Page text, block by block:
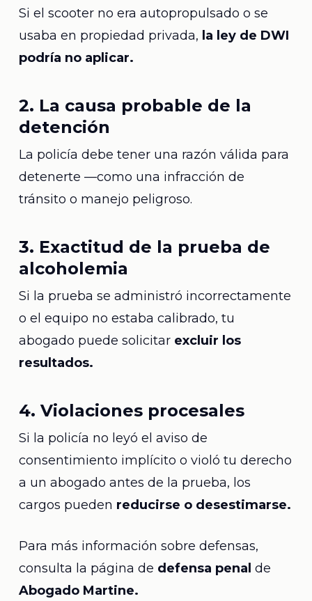
Si el scooter no era autopropulsado o se
usaba en propiedad privada, la ley de DWI
podría no aplicar.
2. La causa probable de la
detención
La policía debe tener una razón válida para
detenerte —como una infracción de
tránsito o manejo peligroso.
3. Exactitud de la prueba de
alcoholemia
Si la prueba se administró incorrectamente
o el equipo no estaba calibrado, tu
abogado puede solicitar excluir los
resultados.
4. Violaciones procesales
Si la policía no leyó el aviso de
consentimiento implícito o violó tu derecho
a un abogado antes de la prueba, los
cargos pueden reducirse o desestimarse.
Para más información sobre defensas,
consulta la página de defensa penal de
Abogado Martine.